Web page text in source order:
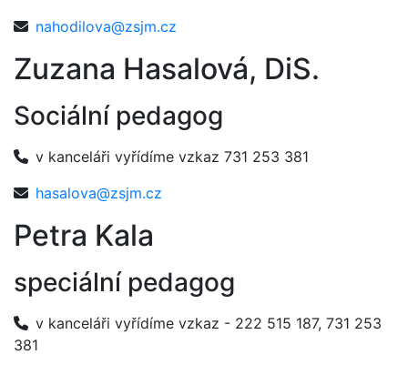
nahodilova@zsjm.cz
Zuzana Hasalová, DiS.
Sociální pedagog
v kanceláři vyřídíme vzkaz 731 253 381
hasalova@zsjm.cz
Petra Kala
speciální pedagog
v kanceláři vyřídíme vzkaz - 222 515 187, 731 253
381